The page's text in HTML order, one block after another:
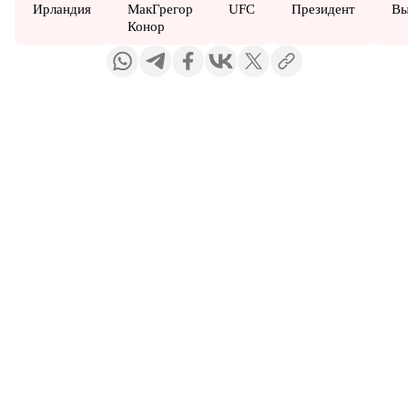
Ирландия
МакГрегор
Конор
UFC Президент